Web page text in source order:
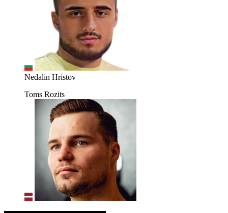
Nedalin Hristov
Toms Rozits